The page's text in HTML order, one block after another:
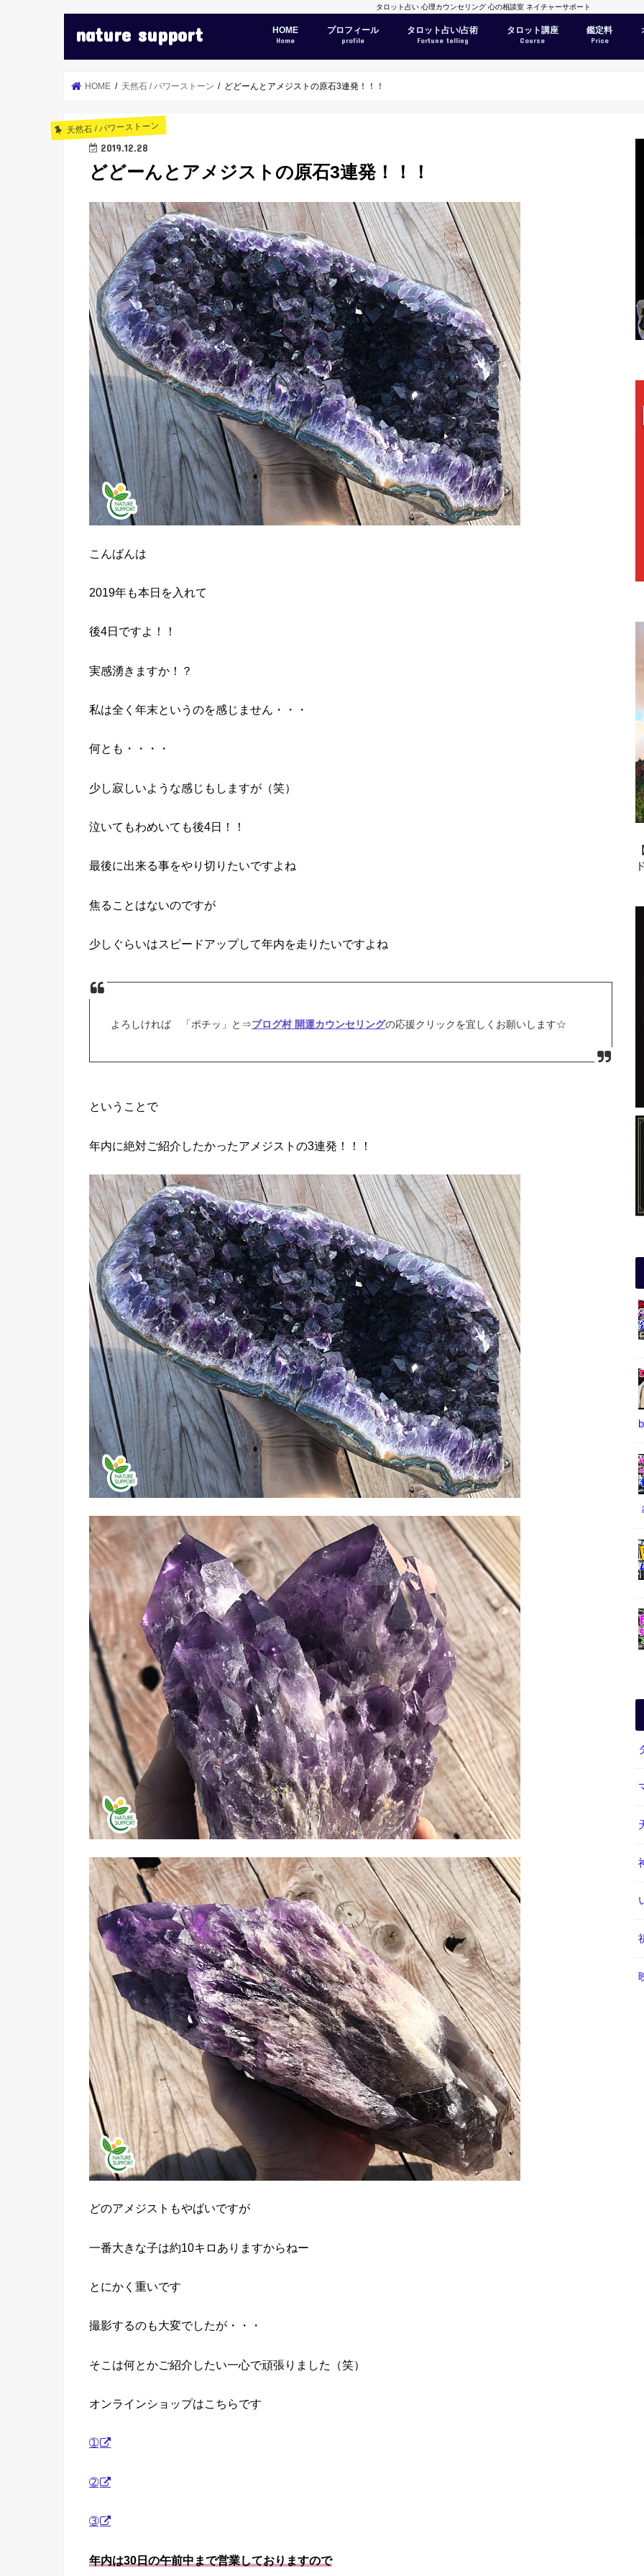
タロット占い 心理カウンセリング 心の相談室 ネイチャーサポート
nature support HOME
Home
プロフィール
profile
タロット占い/占術
Fortune telling
タロット講座
Course
鑑定料
Price
HOME 天然石 / パワーストーン どどーんとアメジストの原石3連発！！！
天然石 / パワーストーン
2019.12.28
どどーんとアメジストの原石3連発！！！
こんばんは
2019年も本日を入れて
後4日ですよ！！
実感湧きますか！？
私は全く年末というのを感じません・・・
何とも・・・・
少し寂しいような感じもしますが（笑）
泣いてもわめいても後4日！！
最後に出来る事をやり切りたいですよね
焦ることはないのですが
少しぐらいはスピードアップして年内を走りたいですよね
よろしければ 「ポチッ」と⇒ブログ村 開運カウンセリングの応援クリックを宜しくお願いします☆
ということで
年内に絶対ご紹介したかったアメジストの3連発！！！
どのアメジストもやばいですが
一番大きな子は約10キロありますからねー
とにかく重いです
撮影するのも大変でしたが・・・
そこは何とかご紹介したい一心で頑張りました（笑）
オンラインショップはこちらです
➀
➁
➂
年内は30日の午前中まで営業しておりますので